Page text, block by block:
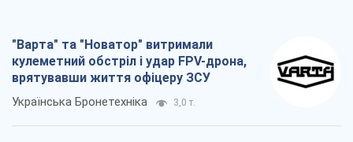
"Варта" та "Новатор" витримали
кулеметний обстріл і удар FPV-дрона,
врятувавши життя офіцеру ЗСУ
Українська Бронетехніка 3,0 т.